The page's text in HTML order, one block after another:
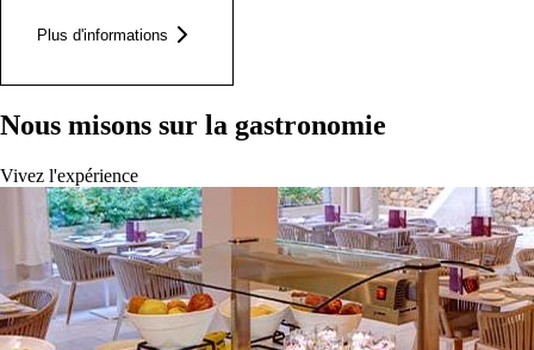
Plus d'informations
Nous misons sur la gastronomie
Vivez l'expérience